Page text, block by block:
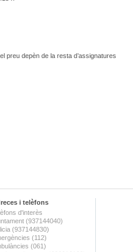
preu depèn de la resta d’assignatures
i telèfons
d'interès
(937144040)
(937144830)
(112)
(061)